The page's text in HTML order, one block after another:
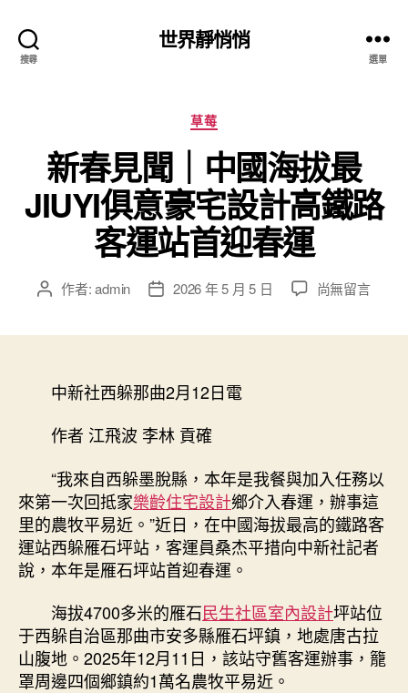
搜尋
世界靜悄悄
選單
分
類
草莓
新春見聞｜中國海拔最
JIUYI俱意豪宅設計高鐵路
客運站首迎春運
文 作者:admin
文
期
2026 年 5 月 5 日
在
拔
最
JIUYI
俱
意
設
計
高
鐵
尚無留言
中新社西躲那曲2月12日電
作者 江飛波 李林 貢確
“我來自西躲墨脫縣，本年是我餐與加入任務以
來第一次回抵家樂齡住宅設計鄉介入春運，辦事這
里的農牧平易近。”近日，在中國海拔最高的鐵路客
運站西躲雁石坪站，客運員桑杰平措向中新社記者
說，本年是雁石坪站首迎春運。
海拔4700多米的雁石民生社區室內設計坪站位
于西躲自治區那曲市安多縣雁石坪鎮，地處唐古拉
山腹地。2025年12月11日，該站守舊客運辦事，籠
罩周邊四個鄉鎮約1萬名農牧平易近。